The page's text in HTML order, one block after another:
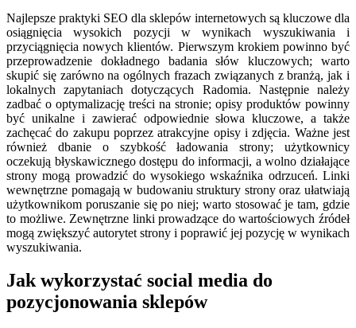
Najlepsze praktyki SEO dla sklepów internetowych są kluczowe dla
osiągnięcia wysokich pozycji w wynikach wyszukiwania i
przyciągnięcia nowych klientów. Pierwszym krokiem powinno być
przeprowadzenie dokładnego badania słów kluczowych; warto
skupić się zarówno na ogólnych frazach związanych z branżą, jak i
lokalnych zapytaniach dotyczących Radomia. Następnie należy
zadbać o optymalizację treści na stronie; opisy produktów powinny
być unikalne i zawierać odpowiednie słowa kluczowe, a także
zachęcać do zakupu poprzez atrakcyjne opisy i zdjęcia. Ważne jest
również dbanie o szybkość ładowania strony; użytkownicy
oczekują błyskawicznego dostępu do informacji, a wolno działające
strony mogą prowadzić do wysokiego wskaźnika odrzuceń. Linki
wewnętrzne pomagają w budowaniu struktury strony oraz ułatwiają
użytkownikom poruszanie się po niej; warto stosować je tam, gdzie
to możliwe. Zewnętrzne linki prowadzące do wartościowych źródeł
mogą zwiększyć autorytet strony i poprawić jej pozycję w wynikach
wyszukiwania.
Jak wykorzystać social media do
pozycjonowania sklepów